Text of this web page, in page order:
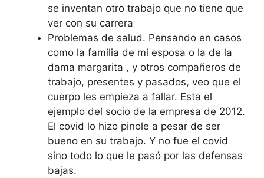
se inventan otro trabajo que no tiene que
ver con su carrera
Problemas de salud. Pensando en casos
como la familia de mi esposa o la de la
dama margarita , y otros compañeros de
trabajo, presentes y pasados, veo que el
cuerpo les empieza a fallar. Esta el
ejemplo del socio de la empresa de 2012.
El covid lo hizo pinole a pesar de ser
bueno en su trabajo. Y no fue el covid
sino todo lo que le pasó por las defensas
bajas.